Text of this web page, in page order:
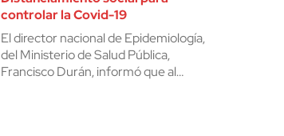
controlar la Covid-19
El director nacional de Epidemiología,
del Ministerio de Salud Pública,
Francisco Durán, informó que al…